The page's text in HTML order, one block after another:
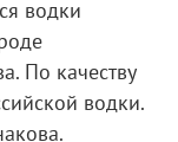
водки
По качеству
водки.